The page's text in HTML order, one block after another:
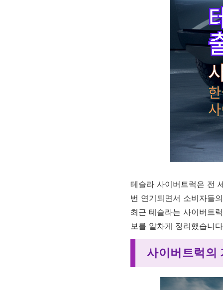
테슬라 사이버트럭은 전
번 연기되면서 소비자들
최근 테슬라는 사이버트
보를 알차게 정리했습니
사이버트럭의